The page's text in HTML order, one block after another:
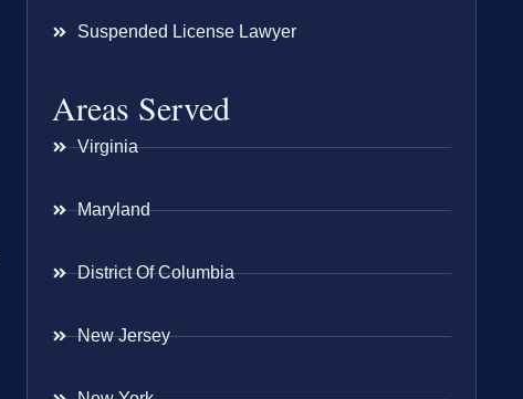
Suspended License Lawyer
Areas Served
Virginia
Maryland
District Of Columbia
New Jersey